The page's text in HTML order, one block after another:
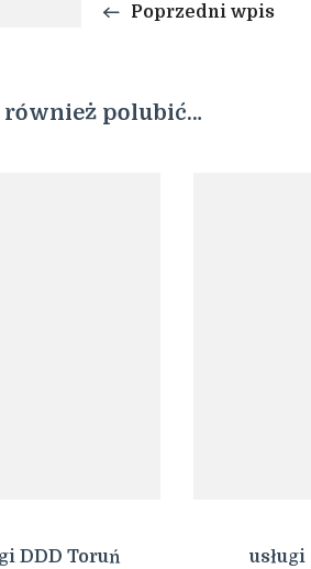
Poprzedni wpis
również polubić…
DDD Toruń